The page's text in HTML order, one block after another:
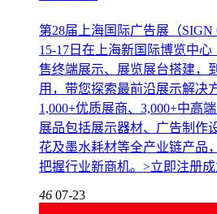
第28届上海国际广告展（SIGN
15-17日在上海新国际博览中
售终端展示、展览展台搭建，
用，带您探索最前沿展示解决
1,000+优质展商、3,000+中高
展品包括展示器材、广告制作
花及墨水耗材等全产业链产品
把握行业新商机。>立即注册
46 07-23